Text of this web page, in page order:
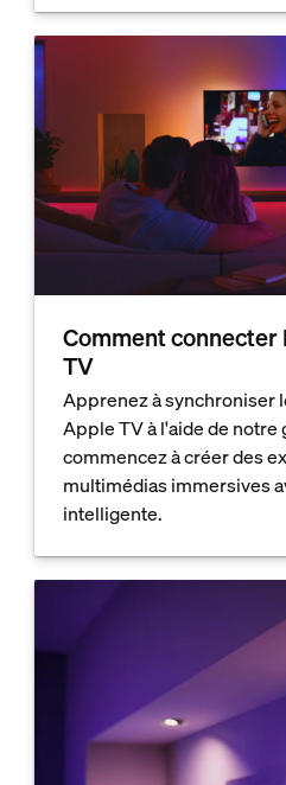
Comment connecter
TV
Apprenez à synchroniser
Apple TV à l'aide de notre
commencez à créer des
multimédias immersives
intelligente.